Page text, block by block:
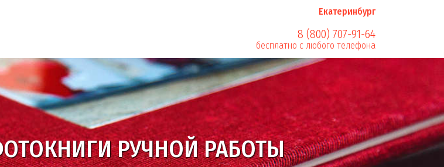
Екатеринбург
8 (800) 707-91-64
бесплатно с любого телефона
РУЧНОЙ РАБОТЫ